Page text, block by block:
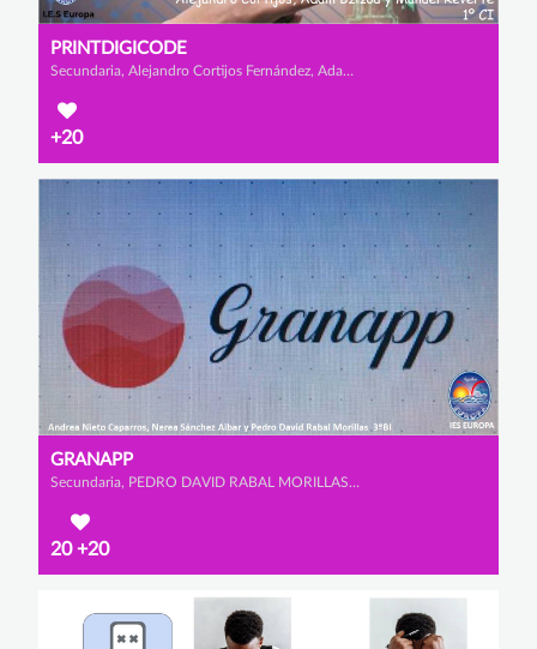
PRINTDIGICODE
Secundaria, Alejandro Cortijos Fernández, Adam Bzizou Lamharmel y Manuel Reverte Arce
+20
GRANAPP
Secundaria, PEDRO DAVID RABAL MORILLAS, ANDREA NIETO CAPARROS y NEREA SÁNCHEZ AIBAR
20+20